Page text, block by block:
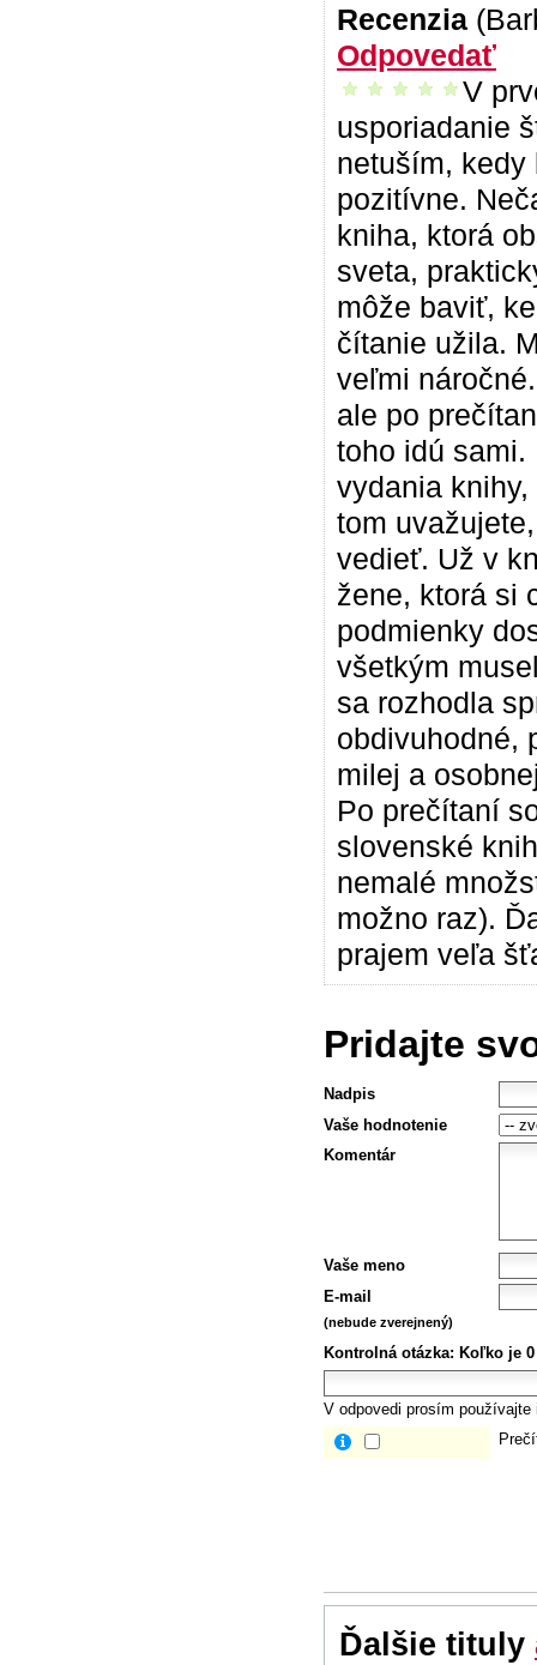
Recenzia
Odpovedať
vrelo odporúčam
V
usporiadanie
netuším, kedy
pozitívne.
kniha, ktorá
sveta,
môže baviť,
čítanie užila.
veľmi
ale po
toho idú sami.
vydania
tom
vedieť. Už v
žene, ktorá si
podmienky
všetkým
sa rozhodla
obdivuhodné,
milej a
Po prečítaní
slovenské
nemalé
možno raz).
prajem veľa
Pridajte
Nadpis
Vaše hodnotenie
Komentár
Vaše meno
E-mail
(nebude zverejnený)
Kontrolná otázka: Koľko je
V odpovedi prosím
Ďalšie tituly